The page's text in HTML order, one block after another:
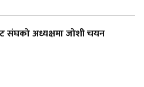
संघको अध्यक्षमा जोशी चयन